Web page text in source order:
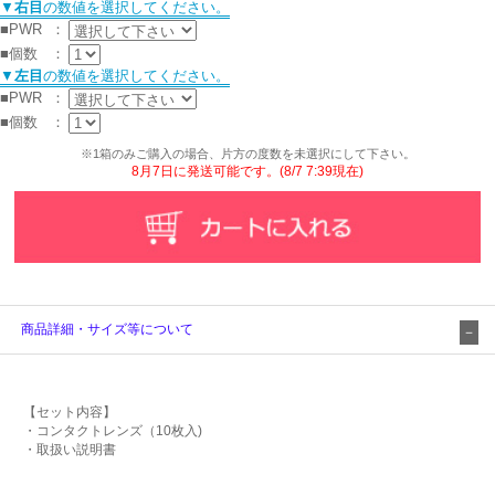
▼ 右目 の数値を選択してください。
■PWR
：
■個数
：
▼ 左目 の数値を選択してください。
■PWR
：
■個数
：
※1箱のみご購入の場合、片方の度数を未選択にして下さい。
8月7日に発送可能です。(8/7 7:39現在)
商品詳細・サイズ等について
【セット内容】
・コンタクトレンズ（10枚入)
・取扱い説明書